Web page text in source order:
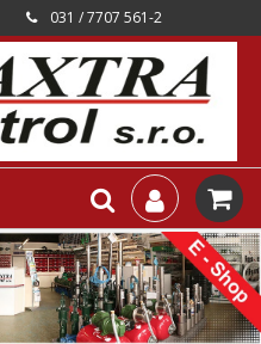
031 / 7707 561-2